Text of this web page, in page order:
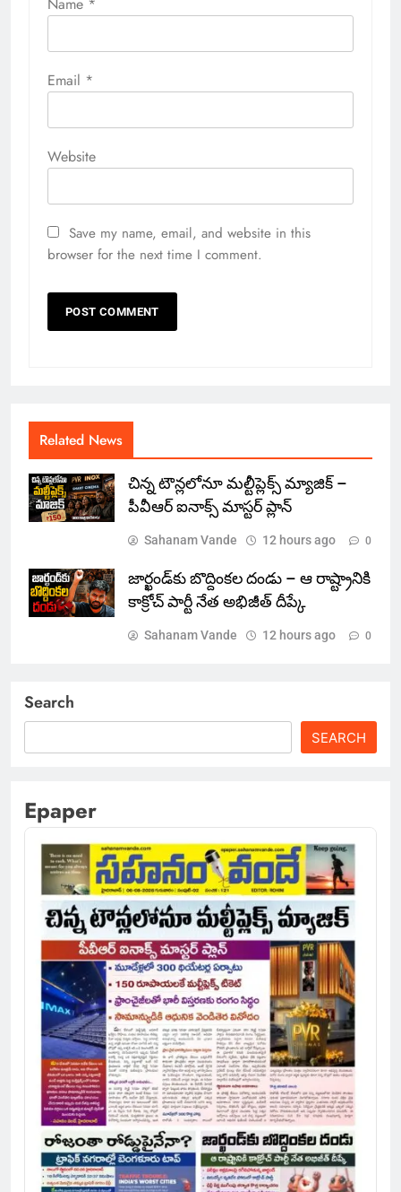
Email *
Website
Save my name, email, and website in this
browser for the next time I comment.
Related News
చిన్న టౌన్లలోనూ మల్టీప్లెక్స్‌ మ్యాజిక్ –
పీవీఆర్ ఐనాక్స్ మాస్టర్ ప్లాన్
Sahanam Vande 12 hours ago 0
జార్ఖండ్‌కు బొద్దింకల దండు – ఆ రాష్ట్రానికి
కాక్రోచ్ పార్టీ నేత అభిజీత్ దీప్కే
Sahanam Vande 12 hours ago 0
Search
SEARCH
Epaper